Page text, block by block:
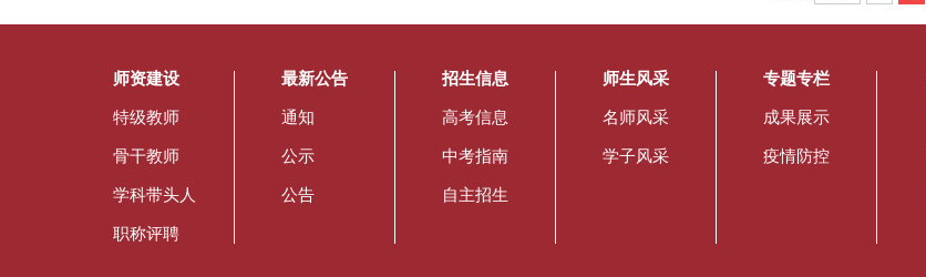
师资建设
特级教师
骨干教师
学科带头人
职称评聘
最新公告
通知
公示
公告
招生信息
高考信息
中考指南
自主招生
师生风采
名师风采
学子风采
专题专栏
成果展示
疫情防控